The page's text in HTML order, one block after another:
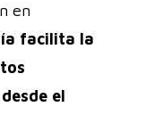
en
facilita la
el